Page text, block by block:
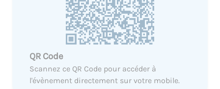
QR Code
Scannez ce QR Code pour accéder à
l'évènement directement sur votre mobile.